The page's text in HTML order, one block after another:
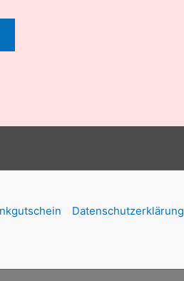
Datenschutzerklärung